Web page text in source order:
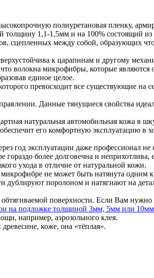
полиуретановая пленку,
1,1-1,5мм и на 100% состоящий из
сцепленных между собой, образующих
к царапинам и другому
волокна микрофибры, которые являются
единое целое.
превосходит все существующие на
Данные тянущиеся свойства
натуральная автомобильная кожа в
его комфортную эксплуатацию в
год эксплуатации даже профессионал не
более долговечна и неприхотлива,
ухода в отличие от натуральной кожи.
микрофибре не может быть натянута одним
поролоном и натягиают на
поверхности. Если Вам
на подложке толщиной 3мм, 5мм или 10мм
например, аэрозольного клея.
коже, она «тёплая».